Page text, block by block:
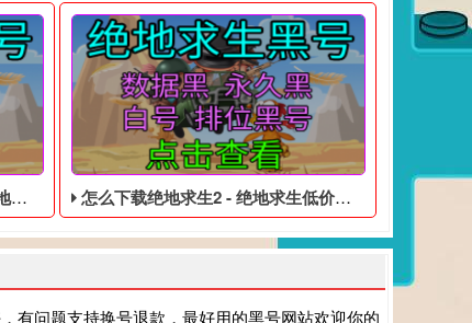
怎么下载绝地求生2 - 绝地求生低价的皮肤黑号
有问题支持换号退款，最好用的黑号网站欢迎你的